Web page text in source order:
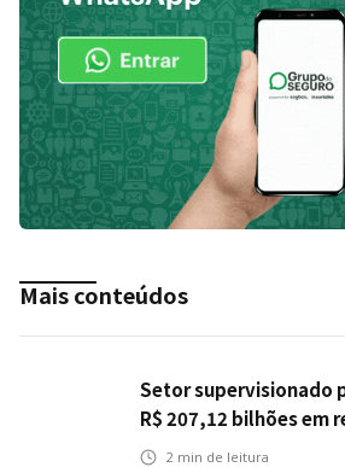
Mais conteúdos
Setor supervisionado
R$ 207,12 bilhões em
semestre
2 min de leitura